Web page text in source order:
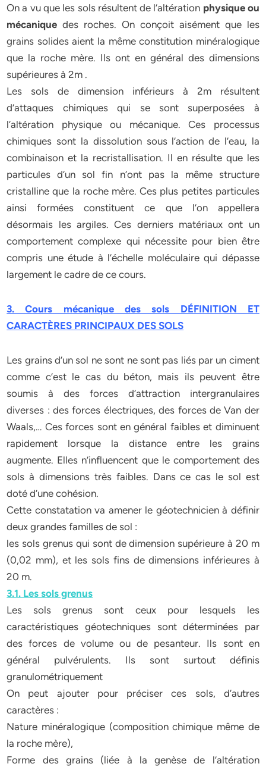
On a vu que les sols résultent de l’altération physique ou
mécanique des roches. On conçoit aisément que les
grains solides aient la même constitution minéralogique
que la roche mère. Ils ont en général des dimensions
supérieures à 2m .
Les sols de dimension inférieurs à 2m résultent
d’attaques chimiques qui se sont superposées à
l’altération physique ou mécanique. Ces processus
chimiques sont la dissolution sous l’action de l’eau, la
combinaison et la recristallisation. Il en résulte que les
particules d’un sol fin n’ont pas la même structure
cristalline que la roche mère. Ces plus petites particules
ainsi formées constituent ce que l’on appellera
désormais les argiles. Ces derniers matériaux ont un
comportement complexe qui nécessite pour bien être
compris une étude à l’échelle moléculaire qui dépasse
largement le cadre de ce cours.
3. Cours mécanique des sols DÉFINITION ET
CARACTÈRES PRINCIPAUX DES SOLS
Les grains d’un sol ne sont ne sont pas liés par un ciment
comme c’est le cas du béton, mais ils peuvent être
soumis à des forces d’attraction intergranulaires
diverses : des forces électriques, des forces de Van der
Waals,… Ces forces sont en général faibles et diminuent
rapidement lorsque la distance entre les grains
augmente. Elles n’influencent que le comportement des
sols à dimensions très faibles. Dans ce cas le sol est
doté d’une cohésion.
Cette constatation va amener le géotechnicien à définir
deux grandes familles de sol :
les sols grenus qui sont de dimension supérieure à 20 m
(0,02 mm), et les sols fins de dimensions inférieures à
20 m.
3.1. Les sols grenus
Les sols grenus sont ceux pour lesquels les
caractéristiques géotechniques sont déterminées par
des forces de volume ou de pesanteur. Ils sont en
général pulvérulents. Ils sont surtout définis
granulométriquement
On peut ajouter pour préciser ces sols, d’autres
caractères :
Nature minéralogique (composition chimique même de
la roche mère),
Forme des grains (liée à la genèse de l’altération